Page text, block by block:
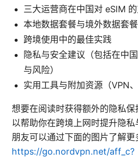
三大运营商在中国对 eSIM
本地数据套餐与境外数据套
跨境使用中的最佳实践
隐私与安全建议（包括在中
与风险）
实用工具与附加资源（VPN、
想要在阅读时获得额外的隐私
以帮助你在跨境上网时提升隐
朋友可以通过下面的图片了解更
https://go.nordvpn.net/aff_c?